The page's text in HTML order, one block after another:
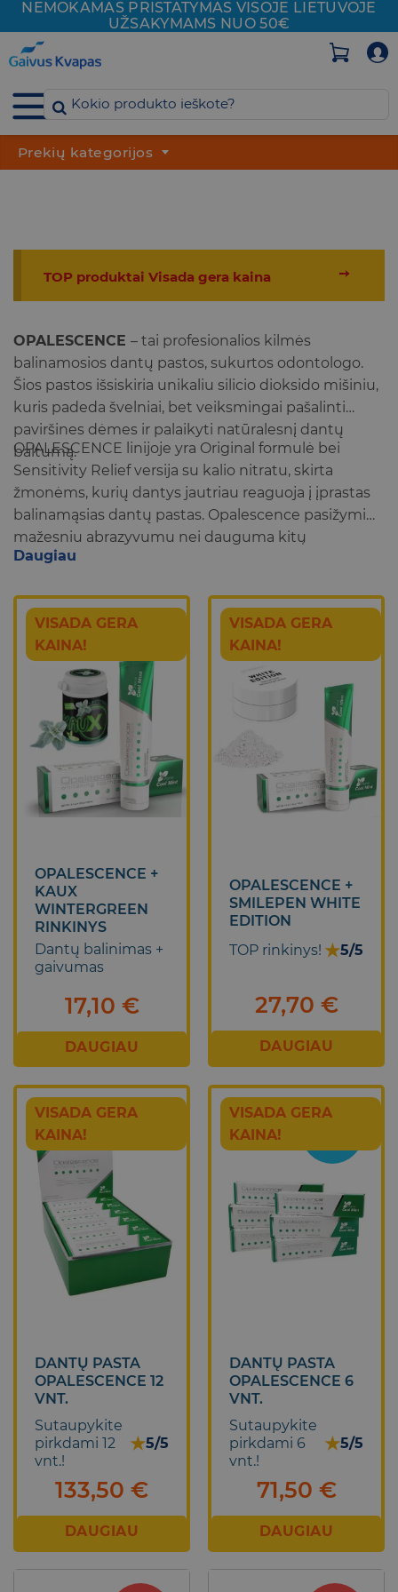
Skip
to
content
NEMOKAMAS PRISTATYMAS VISOJE LIETUVOJE
UŽSAKYMAMS NUO 50€
Prekių kategorijos
➙
TOP produktai Visada gera kaina
OPALESCENCE – tai profesionalios kilmės
balinamosios dantų pastos, sukurtos odontologo.
Šios pastos išsiskiria unikaliu silicio dioksido mišiniu,
kuris padeda švelniai, bet veiksmingai pašalinti
paviršines dėmes ir palaikyti natūralesnį dantų
baltumą.
OPALESCENCE linijoje yra Original formulė bei
Sensitivity Relief versija su kalio nitratu, skirta
žmonėms, kurių dantys jautriau reaguoja į įprastas
balinamąsias dantų pastas. Opalescence pasižymi
mažesniu abrazyvumu nei dauguma kitų
balinamųjų pastų, todėl tinka naudoti kasdien.
skonį ir padeda palaikyti burnos švaros pojūtį.
Daugiau
VISADA GERA
KAINA!
OPALESCENCE +
KAUX
WINTERGREEN
RINKINYS
Dantų balinimas +
gaivumas
17,10 €
DAUGIAU
VISADA GERA
KAINA!
OPALESCENCE +
SMILEPEN WHITE
EDITION
TOP rinkinys! ★5/5
27,70 €
DAUGIAU
VISADA GERA
KAINA!
DANTŲ PASTA
OPALESCENCE 12
VNT.
Sutaupykite
pirkdami 12
vnt.!
★5/5
133,50 €
DAUGIAU
VISADA GERA
KAINA!
DANTŲ PASTA
OPALESCENCE 6
VNT.
Sutaupykite
pirkdami 6
vnt.!
★5/5
71,50 €
DAUGIAU